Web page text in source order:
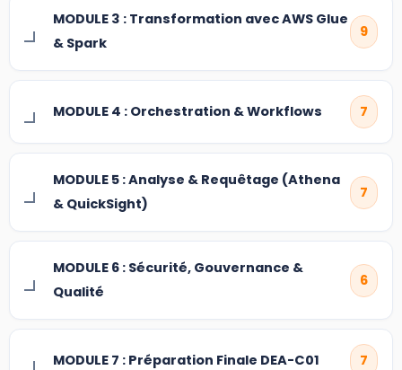
MODULE 3 : Transformation avec AWS Glue
& Spark
9
MODULE 4 : Orchestration & Workflows 7
MODULE 5 : Analyse & Requêtage (Athena
& QuickSight)
7
MODULE 6 : Sécurité, Gouvernance &
Qualité
6
MODULE 7 : Préparation Finale DEA-C01 7